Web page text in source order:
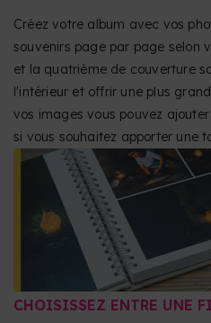
Créez votre album avec vos
souvenirs page par page selon
et la quatrième de couverture
l'intérieur et offrir une plus
vos images vous pouvez
si vous souhaitez apporter une
CHOISISSEZ ENTRE UNE